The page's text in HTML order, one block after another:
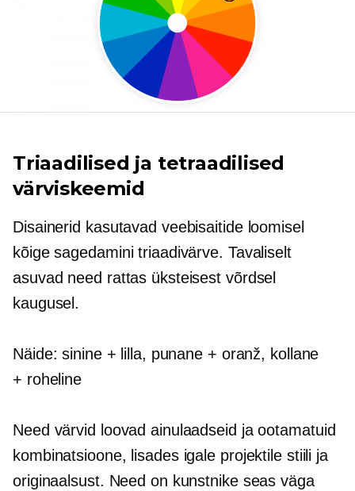
Triaadilised ja tetraadilised
värviskeemid
Disainerid kasutavad veebisaitide loomisel
kõige sagedamini triaadivärve. Tavaliselt
asuvad need rattas üksteisest võrdsel
kaugusel.
Näide: sinine + lilla, punane + oranž, kollane
+ roheline
Need värvid loovad ainulaadseid ja ootamatuid
kombinatsioone, lisades igale projektile stiili ja
originaalsust. Need on kunstnike seas väga